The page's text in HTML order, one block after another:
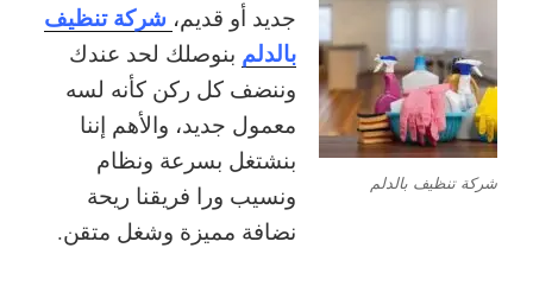
شركة تنظيف بالدلم
جديد أو قديم، شركة تنظيف
بالدلم بنوصلك لحد عندك
وننضف كل ركن كأنه لسه
معمول جديد، والأهم إننا
بنشتغل بسرعة ونظام
ونسيب ورا فريقنا ريحة
نضافة مميزة وشغل متقن.